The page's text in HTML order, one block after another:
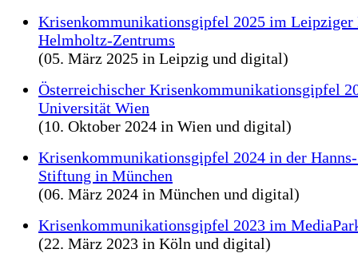
Krisenkommunikationsgipfel 2025 im Leipziger
Helmholtz-Zentrums
(05. März 2025 in Leipzig und digital)
Österreichischer Krisenkommunikationsgipfel
Universität Wien
(10. Oktober 2024 in Wien und digital)
Krisenkommunikationsgipfel 2024 in der
Stiftung in München
(06. März 2024 in München und digital)
Krisenkommunikationsgipfel 2023 im
(22. März 2023 in Köln und digital)